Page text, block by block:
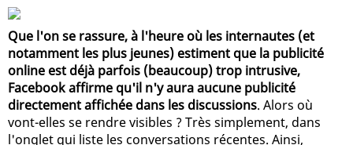
Que l'on se rassure, à l'heure où les internautes (et
notamment les plus jeunes) estiment que la publicité
online est déjà parfois (beaucoup) trop intrusive,
Facebook affirme qu'il n'y aura aucune publicité
directement affichée dans les discussions. Alors où
vont-elles se rendre visibles ? Très simplement, dans
l'onglet qui liste les conversations récentes. Ainsi,